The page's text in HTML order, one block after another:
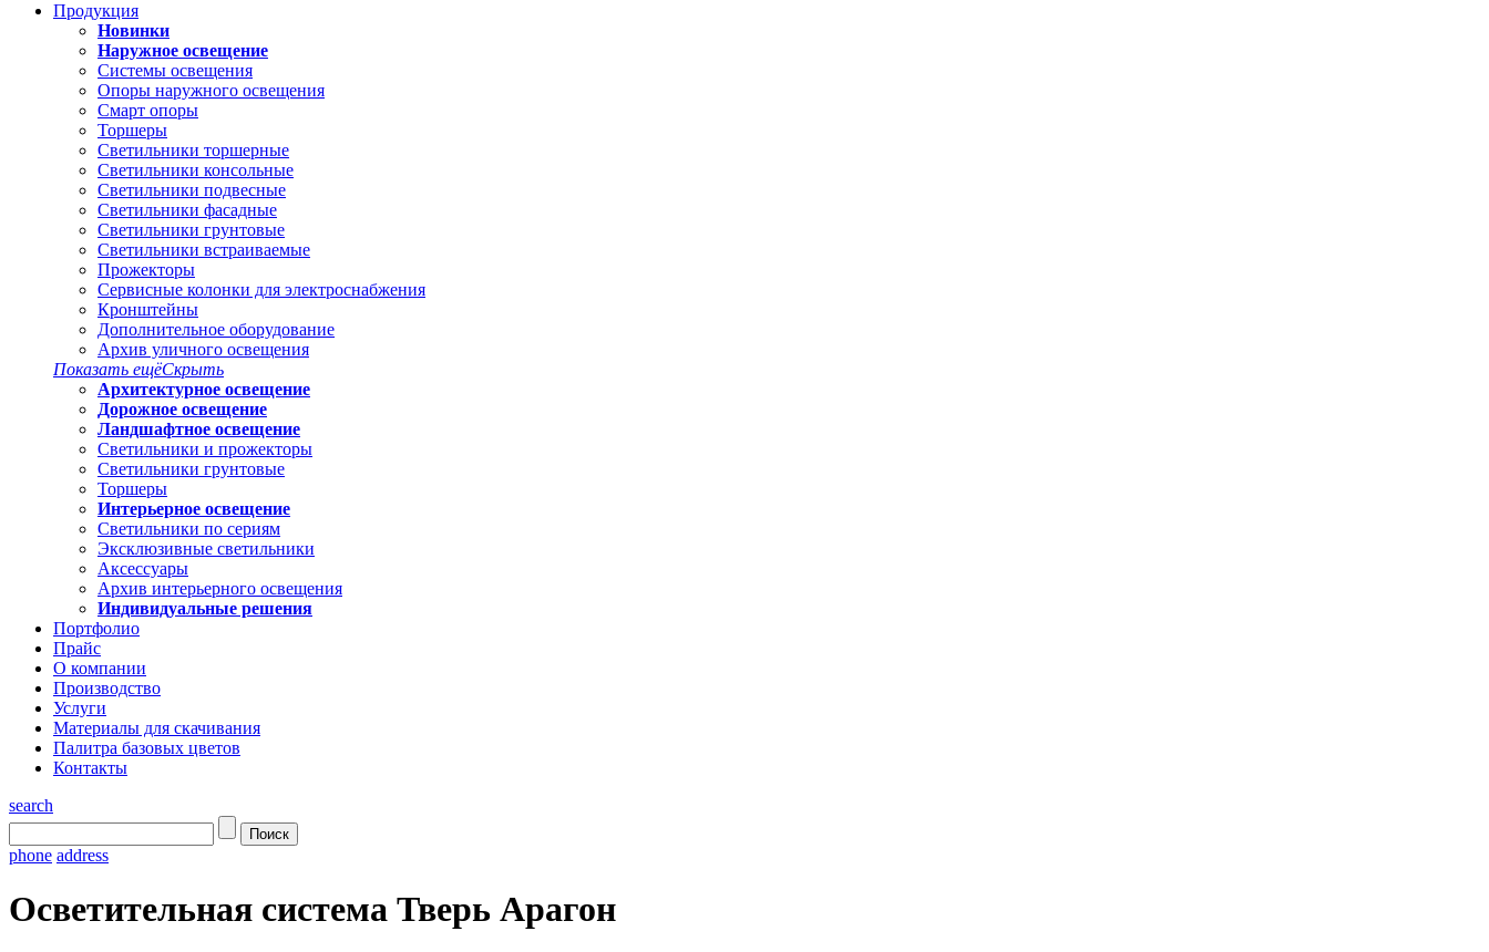
Продукция
Новинки
Наружное освещение
Системы освещения
Опоры наружного освещения
Смарт опоры
Торшеры
Светильники торшерные
Светильники консольные
Светильники подвесные
Светильники фасадные
Светильники грунтовые
Светильники встраиваемые
Прожекторы
Сервисные колонки для электроснабжения
Кронштейны
Дополнительное оборудование
Архив уличного освещения
Показать ещёСкрыть
Архитектурное освещение
Дорожное освещение
Ландшафтное освещение
Светильники и прожекторы
Светильники грунтовые
Торшеры
Интерьерное освещение
Светильники по сериям
Эксклюзивные светильники
Аксессуары
Архив интерьерного освещения
Индивидуальные решения
Портфолио
Прайс
О компании
Производство
Услуги
Материалы для скачивания
Палитра базовых цветов
Контакты
search
phone address
Осветительная система Тверь Арагон